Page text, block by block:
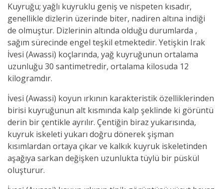
Kuyruğu; yağlı kuyruklu geniş ve nispeten kısadır,
genellikle dizlerin üzerinde biter, nadiren altına indiği
de olmuştur. Dizlerinin altında olduğu durumlarda ,
sağım sürecinde engel teşkil etmektedir. Yetişkin Irak
İvesi (Awassi) koçlarında, yağ kuyruğunun ortalama
uzunluğu 30 santimetredir, ortalama kilosuda 12
kilogramdır.
İvesi (Awassi) koyun ırkının karakteristik özelliklerinden
birisi kuyruğunun alt kısmında kalp şeklinde ki görüntü
derin bir çentikle ayrılır. Çentiğin biraz yukarısında,
kuyruk iskeleti yukarı doğru dönerek şişman
kısımlardan ortaya çıkar ve kalkık kuyruk iskeletinden
aşağıya sarkan değişken uzunlukta tüylü bir püskül
oluşturur.